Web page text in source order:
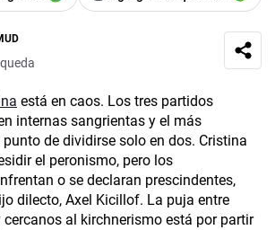
está en caos. Los tres partidos
internas sangrientas y el más
de dividirse solo en dos. Cristina
el peronismo, pero los
o se declaran prescindentes,
dilecto, Axel Kicillof. La puja entre
al kirchnerismo está por partir